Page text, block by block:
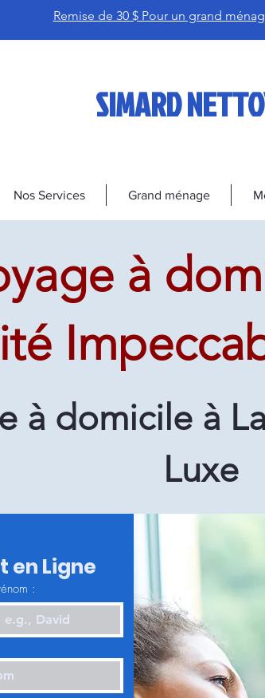
Remise de 30 $ Pour un grand
SIMARD
Nos Services Grand ménage
à
à domicile à
Luxe
en Ligne
: